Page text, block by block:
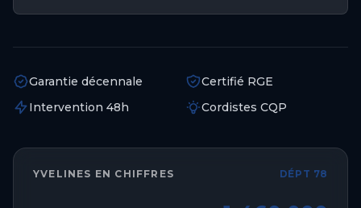
Garantie décennale
Certifié RGE
Intervention 48h
Cordistes CQP
YVELINES EN CHIFFRES DÉPT 78